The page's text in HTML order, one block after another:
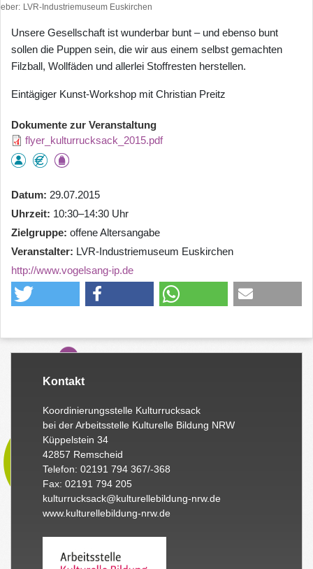
LVR-Industriemuseum Euskirchen
Unsere Gesellschaft ist wunderbar bunt – und ebenso bunt
sollen die Puppen sein, die wir aus einem selbst gemachten
Filzball, Wollfäden und allerlei Stoffresten herstellen.
Eintägiger Kunst-Workshop mit Christian Preitz
Dokumente zur Veranstaltung
flyer_kulturrucksack_2015.pdf
Datum 29.07.2015
Uhrzeit 10:30–14:30 Uhr
Zielgruppe offene Altersangabe
Veranstalter LVR-Industriemuseum Euskirchen
http://www.vogelsang-ip.de
Kontakt
Koordinierungsstelle Kulturrucksack
bei der Arbeitsstelle Kulturelle Bildung NRW
Küppelstein 34
42857 Remscheid
Telefon: 02191 794 367/-368
Fax: 02191 794 205
kulturrucksack@kulturellebildung-nrw.de
www.kulturellebildung-nrw.de